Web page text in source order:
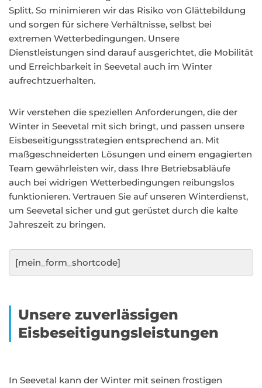
Splitt. So minimieren wir das Risiko von Glättebildung
und sorgen für sichere Verhältnisse, selbst bei
extremen Wetterbedingungen. Unsere
Dienstleistungen sind darauf ausgerichtet, die Mobilität
und Erreichbarkeit in Seevetal auch im Winter
aufrechtzuerhalten.
Wir verstehen die speziellen Anforderungen, die der
Winter in Seevetal mit sich bringt, und passen unsere
Eisbeseitigungsstrategien entsprechend an. Mit
maßgeschneiderten Lösungen und einem engagierten
Team gewährleisten wir, dass Ihre Betriebsabläufe
auch bei widrigen Wetterbedingungen reibungslos
funktionieren. Vertrauen Sie auf unseren Winterdienst,
um Seevetal sicher und gut gerüstet durch die kalte
Jahreszeit zu bringen.
[mein_form_shortcode]
Unsere zuverlässigen
Eisbeseitigungsleistungen
In Seevetal kann der Winter mit seinen frostigen